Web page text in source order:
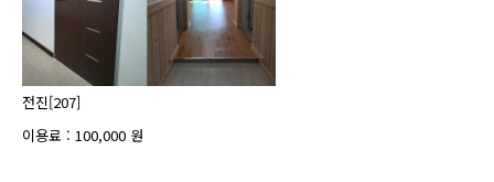
전진[207]
이용료 : 100,000 원